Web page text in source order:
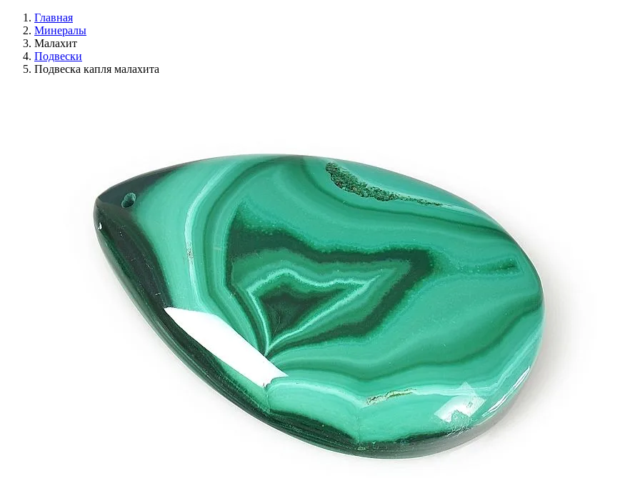
Главная
Минералы
Малахит
Подвески
Подвеска капля малахита